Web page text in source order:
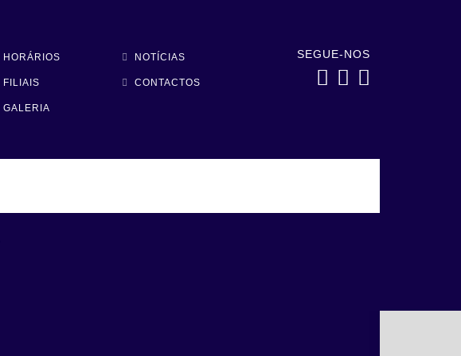
SEGUE-NOS
HORÁRIOS NOTÍCIAS
FILIAIS CONTACTOS
GALERIA